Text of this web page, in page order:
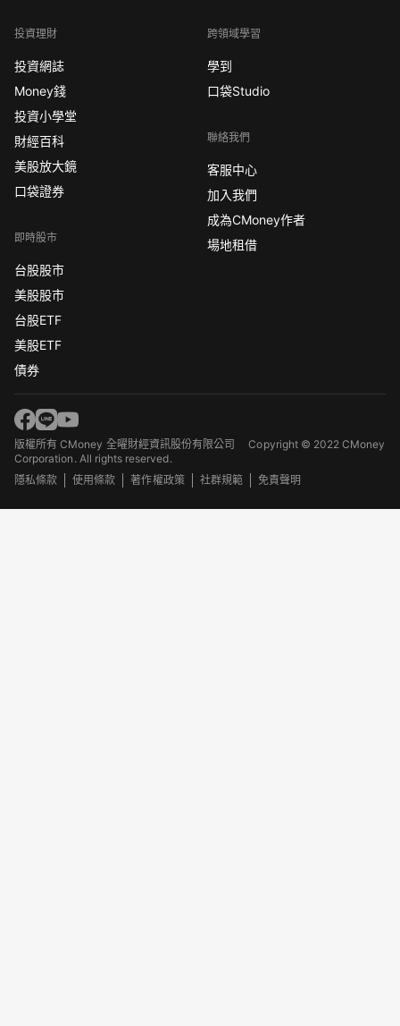
投資理財
投資網誌
Money錢
投資小學堂
財經百科
美股放大鏡
口袋證券
即時股市
台股股市
美股股市
台股ETF
美股ETF
債券
跨領域學習
學到
口袋Studio
聯絡我們
客服中心
加入我們
成為CMoney作者
場地租借
版權所有 CMoney 全曜財經資訊股份有限公司Copyright © 2022 CMoney
Corporation. All rights reserved.
隱私條款
使用條款 著作權政策 社群規範 免責聲明